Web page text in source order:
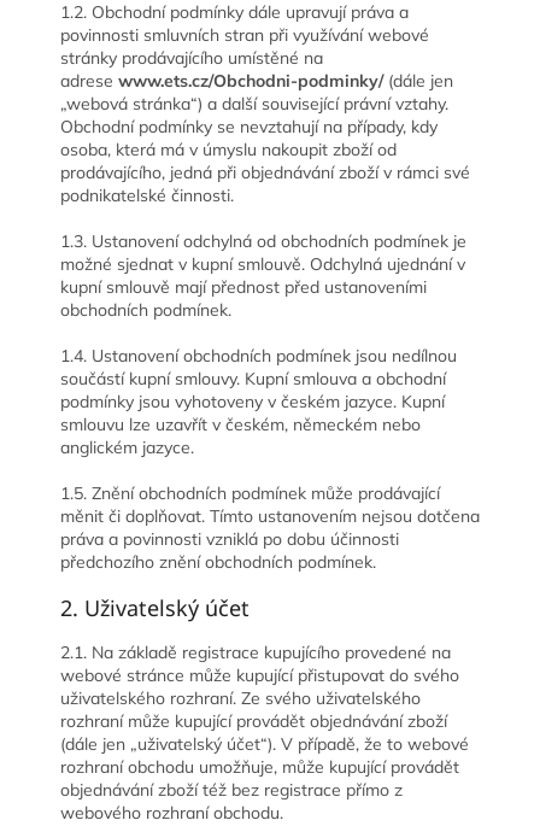
1.2. Obchodní podmínky dále upravují práva a
povinnosti smluvních stran při využívání webové
stránky prodávajícího umístěné na
adrese www.ets.cz/Obchodni-podminky/ (dále jen
„webová stránka“) a další související právní vztahy.
Obchodní podmínky se nevztahují na případy, kdy
osoba, která má v úmyslu nakoupit zboží od
prodávajícího, jedná při objednávání zboží v rámci své
podnikatelské činnosti.
1.3. Ustanovení odchylná od obchodních podmínek je
možné sjednat v kupní smlouvě. Odchylná ujednání v
kupní smlouvě mají přednost před ustanoveními
obchodních podmínek.
1.4. Ustanovení obchodních podmínek jsou nedílnou
součástí kupní smlouvy. Kupní smlouva a obchodní
podmínky jsou vyhotoveny v českém jazyce. Kupní
smlouvu lze uzavřít v českém, německém nebo
anglickém jazyce.
1.5. Znění obchodních podmínek může prodávající
měnit či doplňovat. Tímto ustanovením nejsou dotčena
práva a povinnosti vzniklá po dobu účinnosti
předchozího znění obchodních podmínek.
2. Uživatelský účet
2.1. Na základě registrace kupujícího provedené na
webové stránce může kupující přistupovat do svého
uživatelského rozhraní. Ze svého uživatelského
rozhraní může kupující provádět objednávání zboží
(dále jen „uživatelský účet“). V případě, že to webové
rozhraní obchodu umožňuje, může kupující provádět
objednávání zboží též bez registrace přímo z
webového rozhraní obchodu.